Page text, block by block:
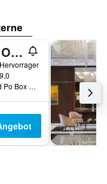
Mandarin Oriental Al Faisaliah, Riyadh
Hervorragend
9,0
King Fahad Road Po Box 4148, Riad, Saudi-Arabien